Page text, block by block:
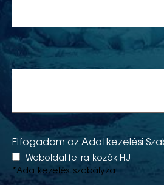
Elfogadom az Adatkezelési
Weboldal feliratkozók HU
*Adatkezelési szabályzat